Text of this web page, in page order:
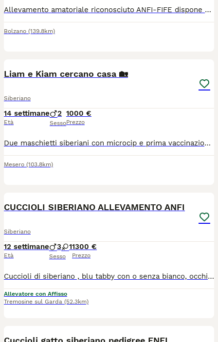
Allevamento amatoriale riconosciuto ANFI-FIFE dispone di meraviglioso cucciolo maschio di Gatto Siberiano Neva Masquerade nato il 27 Marzo 2026 e quindi già pronto a raggiungere la sua nuova amorevole famiglia. Il cucciolo, figlio di entrambi genitori Campioni di Bellezza, verrà ceduto con libretto sanitario attestante le vaccinazioni e le sverminazioni effettuate, con microchip inserito e dunque regolarmente iscritto all'anagrafe canina, con contratto di cessione da compagnia (quindi con obbligo di sterilizzazione), con copia dei test eseguiti su entrambi i genitori ed ovviamente avrà il pedigree ANFI. Ci troviamo in provincia di Bolzano ma eventualmente possiamo consegnare personalmente il cucciolo in quasi tutte le regioni d'Italia.
Bolzano (139.8km)
Liam e Kiam cercano casa 🏡
Siberiano
14 settimane
Età
2
Sesso
1000 €
Prezzo
Due maschietti siberiani con microcip e prima vaccinazione, nati il 1 maggio e cresciuti in mezzo ai bambini, cercano una nuova famiglia ...
Mesero (103.8km)
CUCCIOLI SIBERIANO ALLEVAMENTO ANFI
Siberiano
12 settimane
Età
3 1
Sesso
1300 €
Prezzo
Cuccioli di siberiano , blu tabby con o senza bianco, occhi verdi. test genetici dei genitori completi ,chip, vaccini completi, certificato di buona salute
Allevatore con Affisso
Tremosine sul Garda (52.3km)